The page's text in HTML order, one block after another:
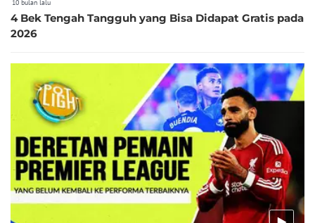
10 bulan lalu
4 Bek Tengah Tangguh yang Bisa Didapat Gratis pada
2026